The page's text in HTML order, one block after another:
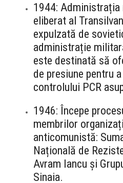
1944:
eliberat al
expulzată de
administrație
este destinată să
de presiune pentru
controlului PCR
1946: Începe
membrilor
anticomunistă:
Națională de
Avram Iancu și
Sinaia.